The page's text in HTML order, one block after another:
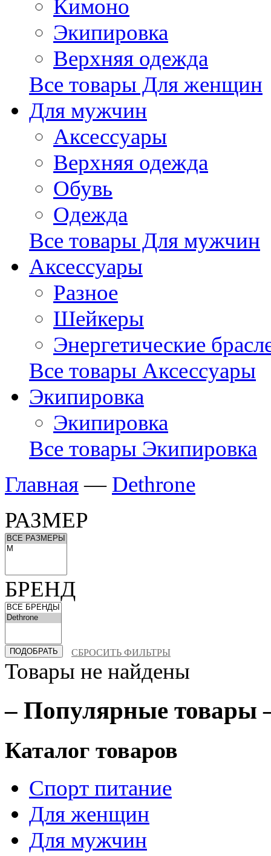
Кимоно
Экипировка
Верхняя одежда
Все товары Для женщин
Для мужчин
Аксессуары
Верхняя одежда
Обувь
Одежда
Все товары Для мужчин
Аксессуары
Разное
Шейкеры
Энергетические
Все товары Аксессуары
Экипировка
Экипировка
Все товары Экипировка
Главная— Dethrone
РАЗМЕР
БРЕНД
СБРОСИТЬ ФИЛЬТРЫ
Товары не найдены
– Популярные товары
Каталог товаров
Спорт питание
Для женщин
Для мужчин